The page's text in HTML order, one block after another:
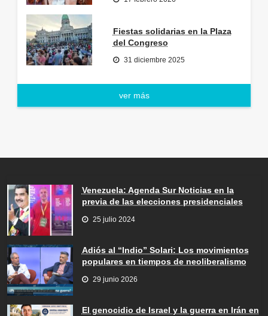
Fiestas solidarias en la Plaza
del Congreso
31 diciembre 2025
ver más
Venezuela: Agenda Sur Noticias en la
previa de las elecciones presidenciales
25 julio 2024
Adiós al “Indio” Solari: Los movimientos
populares en tiempos de neoliberalismo
29 junio 2026
El genocidio de Israel y la guerra en Irán en